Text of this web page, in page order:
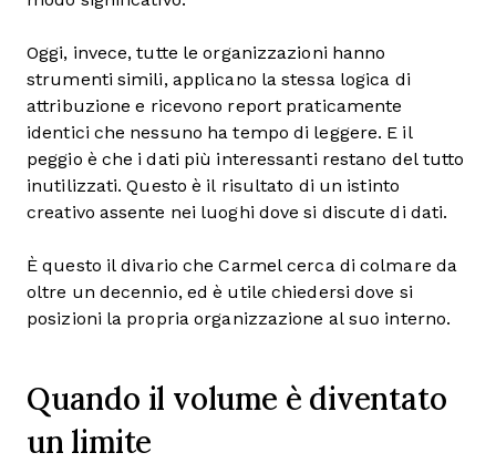
Oggi, invece, tutte le organizzazioni hanno
strumenti simili, applicano la stessa logica di
attribuzione e ricevono report praticamente
identici che nessuno ha tempo di leggere. E il
peggio è che i dati più interessanti restano del tutto
inutilizzati. Questo è il risultato di un istinto
creativo assente nei luoghi dove si discute di dati.
È questo il divario che Carmel cerca di colmare da
oltre un decennio, ed è utile chiedersi dove si
posizioni la propria organizzazione al suo interno.
Quando il volume è diventato
un limite